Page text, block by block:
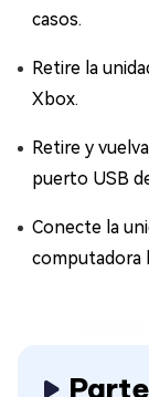
casos.
Retire la
Xbox.
Retire y
puerto USB
Conecte la
computadora